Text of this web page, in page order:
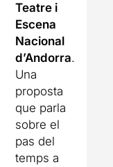
Teatre i
Escena
Nacional
d’Andorra.
Una
proposta
que parla
sobre el
pas del
temps a